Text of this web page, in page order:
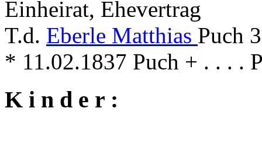
Einheirat, Ehevertrag
T.d. Eberle Matthias Puch
* 11.02.1837 Puch + . . . .
K i n d e r :